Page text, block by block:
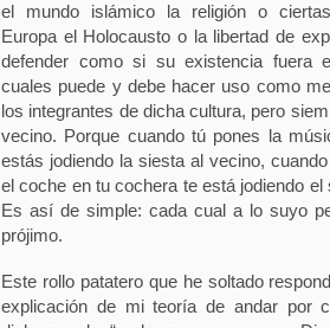
el mundo islámico la religión o
Europa el Holocausto o la libertad de
defender como si su existencia fuera
cuales puede y debe hacer uso como
los integrantes de dicha cultura, pero
vecino. Porque cuando tú pones la
estás jodiendo la siesta al vecino,
el coche en tu cochera te está jodiendo el
Es así de simple: cada cual a lo suyo
prójimo.
Este rollo patatero que he soltado
explicación de mi teoría de andar por